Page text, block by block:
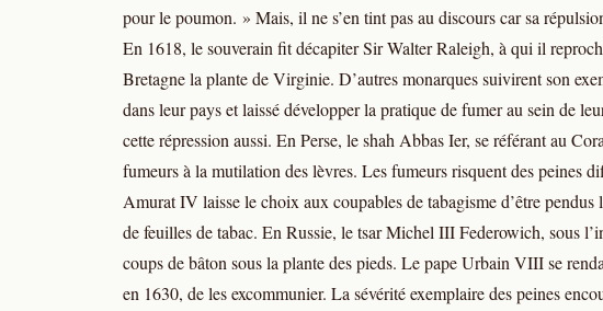
pour le poumon. » Mais, il ne s’en tint pas au discours car sa
En 1618, le souverain fit décapiter Sir Walter Raleigh, à qui il
Bretagne la plante de Virginie. D’autres monarques suivirent son
dans leur pays et laissé développer la pratique de fumer au sein de
cette répression aussi. En Perse, le shah Abbas Ier, se référant au
fumeurs à la mutilation des lèvres. Les fumeurs risquent des peines
Amurat IV laisse le choix aux coupables de tabagisme d’être
de feuilles de tabac. En Russie, le tsar Michel III Federowich, sous
coups de bâton sous la plante des pieds. Le pape Urbain VIII se
en 1630, de les excommunier. La sévérité exemplaire des peines